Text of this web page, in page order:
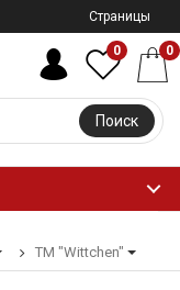
Страницы
Поиск
0 0
ТМ "Wittchen"